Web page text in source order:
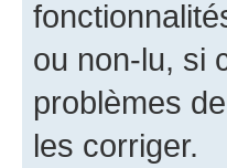
ou non-lu, si
problèmes
les corriger.